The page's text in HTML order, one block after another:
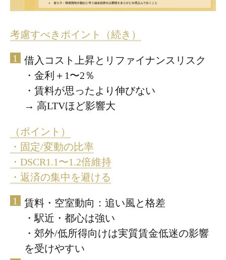
考慮すべきポイント（続き）
借入コスト上昇とリファイナンスリスク
・金利＋1〜2％
・賃料が思ったより伸びない
→ 高LTVほど影響大
（ポイント）
・固定/変動の比率
・DSCR1.1〜1.2倍維持
・返済の集中を避ける
賃料・空室動向：追い風と格差
・駅近・都心は強い
・郊外/低所得向けは実質賃金低迷の影響
を受けやすい